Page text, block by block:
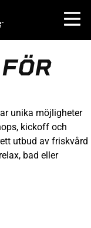
unika möjligheter
kickoff och
utbud av friskvård
bad eller